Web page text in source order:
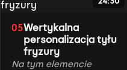
05Wertykalna
personalizacja tyłu
fryzury
Na tym elemencie